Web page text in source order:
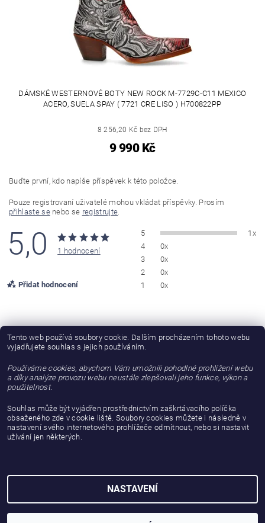
DÁMSKÉ WESTERNOVÉ BOTY NEW ROCK M-7729C-C11 MEXICO
ACERO, SUELA SPAY ( 7721 CRE LISO ) H700822PP
8 256,20 Kč bez DPH
9 990 Kč
Buďte první, kdo napíše příspěvek k této položce.
Pouze registrovaní uživatelé mohou vkládat příspěvky. Prosím
přihlaste senebo se registrujte
5,0 1 hodnocení
Přidat hodnocení
5
1x
4
0x
3
0x
2
0x
1
0x
IZ
Irena Zoubková
|
12.2.2022
Naprosto spokojeni.
2026 © gattanera.com, všechna práva vyhrazena
Tento web používá soubory cookie. Dalším procházením tohoto webu
vyjadřujete souhlas s jejich používáním.
Používáme cookies, abychom Vám umožnili pohodlné prohlížení webu
a díky analýze provozu webu neustále zlepšovali jeho funkce, výkon a
použitelnost.
Souhlas může být vyjádřen prostřednictvím zaškrtávacího políčka
obsaženého zde v cookie liště. Soubory cookies můžete i následně v
nastavení svého internetového prohlížeče odmítnout, nebo si nastavit
užívání jen některých.
NASTAVENÍ